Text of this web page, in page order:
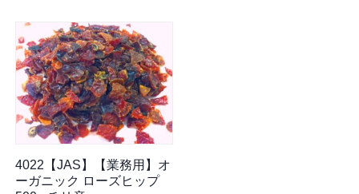
4022【JAS】【業務用】オ
ーガニック ローズヒップ